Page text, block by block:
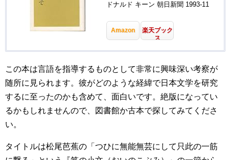
ドナルド キーン 朝日新聞 1993-11
Amazon
楽天ブック
ス
この本は言語を指導するものとして非常に興味深い考察が
随所に見られます。彼がどのような経緯で日本文学を研究
するに至ったのかも含めて、面白いです。絶版になってい
るかもしれませんので、図書館か古本で探してみてくださ
い。
タイトルは松尾芭蕉の「つひに無能無芸にして只此の一筋